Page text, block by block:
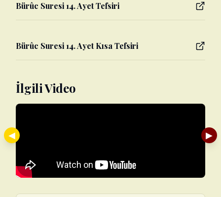
Bürûc Suresi 14. Ayet Tefsiri
Bürûc Suresi 14. Ayet Kısa Tefsiri
İlgili Video
◀ ▶